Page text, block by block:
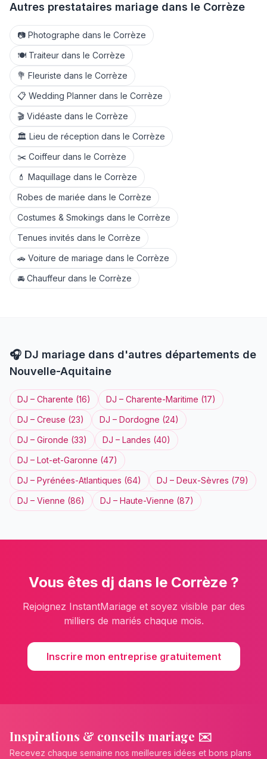
Autres prestataires mariage dans le Corrèze
📷 Photographe dans le Corrèze
🍽️ Traiteur dans le Corrèze
💐 Fleuriste dans le Corrèze
📋 Wedding Planner dans le Corrèze
🎬 Vidéaste dans le Corrèze
🏛️ Lieu de réception dans le Corrèze
✂️ Coiffeur dans le Corrèze
💄 Maquillage dans le Corrèze
Robes de mariée dans le Corrèze
Costumes & Smokings dans le Corrèze
Tenues invités dans le Corrèze
🚗 Voiture de mariage dans le Corrèze
🚘 Chauffeur dans le Corrèze
🎧 DJ mariage dans d'autres départements de
Nouvelle-Aquitaine
DJ – Charente (16) DJ – Charente-Maritime (17)
DJ – Creuse (23) DJ – Dordogne (24)
DJ – Gironde (33) DJ – Landes (40)
DJ – Lot-et-Garonne (47)
DJ – Pyrénées-Atlantiques (64) DJ – Deux-Sèvres (79)
DJ – Vienne (86) DJ – Haute-Vienne (87)
Vous êtes dj dans le Corrèze?
Rejoignez InstantMariage et soyez visible par des
milliers de mariés chaque mois.
Inscrire mon entreprise gratuitement
Inspirations & conseils mariage ✉️
Recevez chaque semaine nos meilleures idées et bons plans